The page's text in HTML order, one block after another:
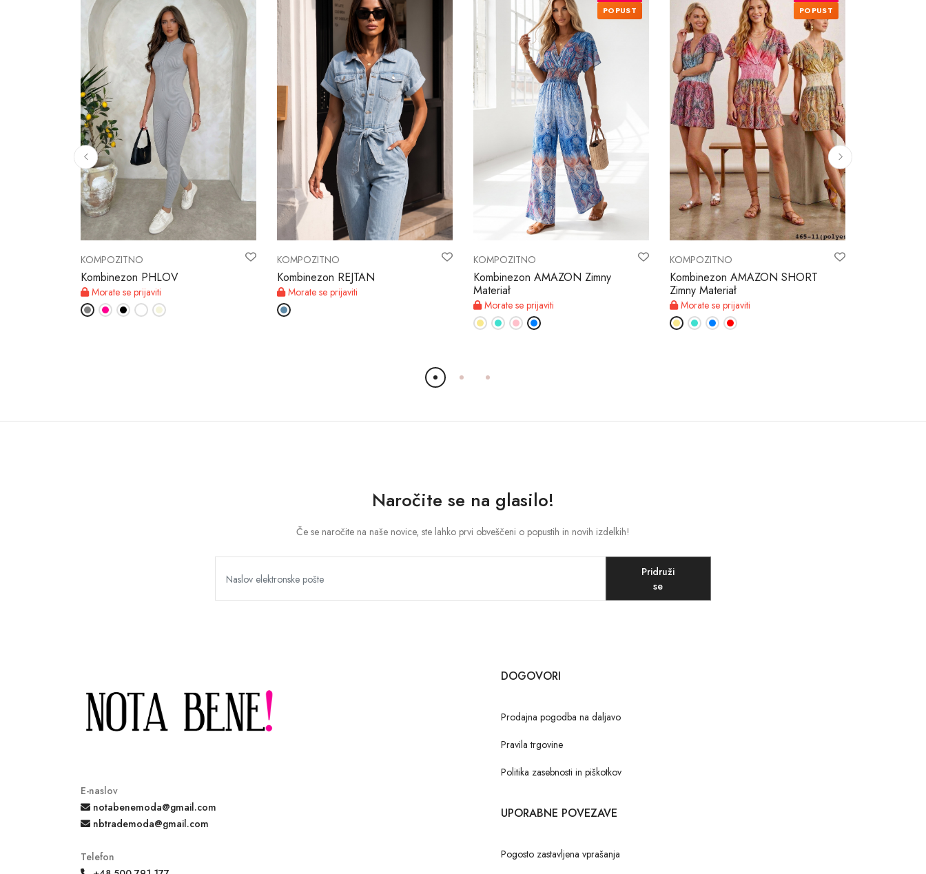
KOMPOZITNO
Kombinezon PHLOV
Morate se prijaviti
KOMPOZITNO
Kombinezon REJTAN
Morate se prijaviti
KOMPOZITNO
Kombinezon AMAZON Zimny
Materiał
Morate se prijaviti
POPUST
KOMPOZITNO
Kombinezon AMAZON SHORT
Zimny Materiał
Morate se prijaviti
POPUST
Naročite se na glasilo!
Če se naročite na naše novice, ste lahko prvi obveščeni o popustih in novih izdelkih!
Pridruži
se
E-naslov
notabenemoda@gmail.com
nbtrademoda@gmail.com
Telefon
DOGOVORI
Prodajna pogodba na daljavo
Pravila trgovine
Politika zasebnosti in piškotkov
UPORABNE POVEZAVE
Pogosto zastavljena vprašanja